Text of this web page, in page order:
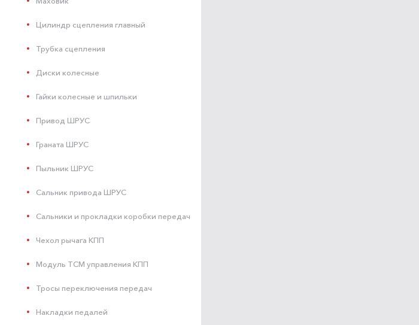
Цилиндр сцепления главный
Трубка сцепления
Диски колесные
Гайки колесные и шпильки
Привод ШРУС
Граната ШРУС
Пыльник ШРУС
Сальник привода ШРУС
Сальники и прокладки коробки передач
Чехол рычага КПП
Модуль ТСМ управления КПП
Тросы переключения передач
Накладки педалей